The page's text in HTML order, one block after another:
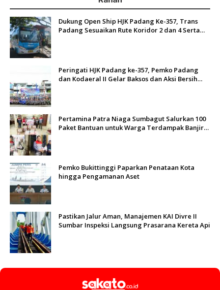
Dukung Open Ship HJK Padang Ke-357, Trans
Padang Sesuaikan Rute Koridor 2 dan 4 Serta
Peringati HJK Padang ke-357, Pemko Padang
dan Kodaeral II Gelar Baksos dan Aksi Bersih
Pertamina Patra Niaga Sumbagut Salurkan 100
Paket Bantuan untuk Warga Terdampak Banjir
Pemko Bukittinggi Paparkan Penataan Kota
hingga Pengamanan Aset
Pastikan Jalur Aman, Manajemen KAI Divre II
Sumbar Inspeksi Langsung Prasarana Kereta Api